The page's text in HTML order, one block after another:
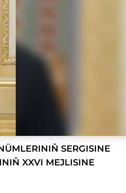
SERGISINE
XXVI MEJLISINE